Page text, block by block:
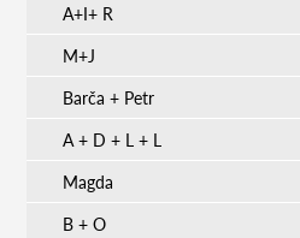
A+I+ R
M+J
Barča + Petr
A + D + L + L
Magda
B + O